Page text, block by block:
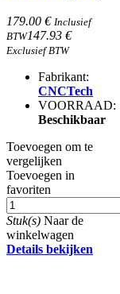
179.00 € Inclusief
BTW147.93 €
Exclusief BTW
Fabrikant:
CNCTech
VOORRAAD:
Beschikbaar
Toevoegen om te
vergelijken
Toevoegen in
favoriten
Stuk(s) Naar de
winkelwagen
Details bekijken